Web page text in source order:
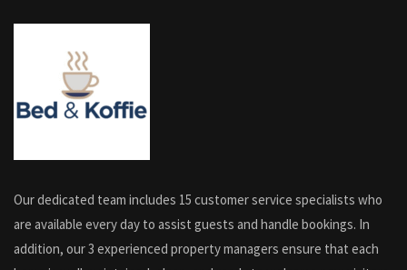
Our dedicated team includes 15 customer service specialists who
are available every day to assist guests and handle bookings. In
addition, our 3 experienced property managers ensure that each